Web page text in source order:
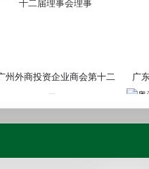
州外商投资企业商会第十二
届...
广